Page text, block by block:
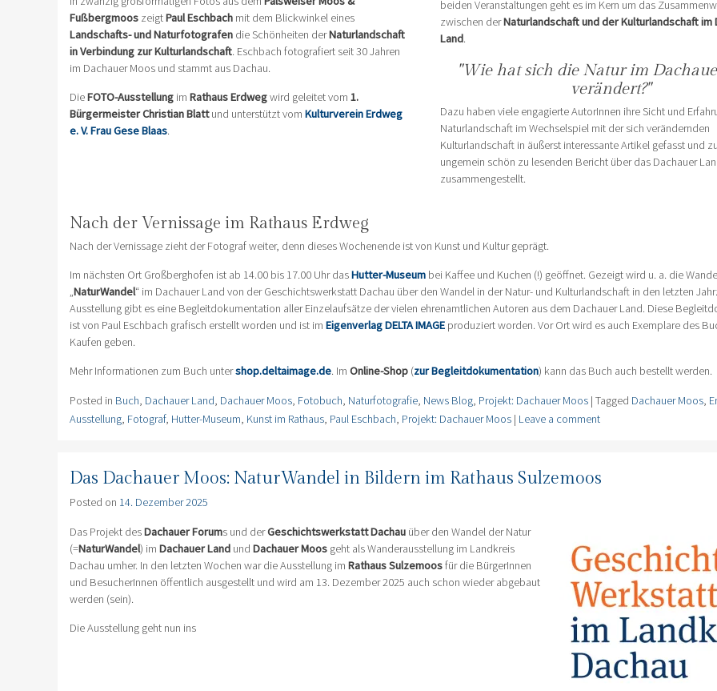
Fußbergmoos zeigtPaul Eschbach mit dem Blickwinkel eines
Landschafts- und Naturfotografen die Schönheiten derNaturlandschaft
in Verbindung zur Kulturlandschaft. Eschbach fotografiert seit 30 Jahren
im Dachauer Moos und stammt aus Dachau.
DieFOTO-Ausstellung im Rathaus Erdwegwird geleitet vom 1.
Bürgermeister Christian Blattund unterstützt vom Kulturverein Erdweg
e. V. Frau Gese Blaas.
beiden Veranstaltungen geht es im Kern um das
zwischen derNaturlandschaft und der Kulturlandschaft im
Land.
"Wie hat sich die Natur im
verändert?"
Dazu haben viele engagierte AutorInnen ihre Sicht und
Naturlandschaft im Wechselspiel mit der sich verändernden
Kulturlandschaft in äußerst interessante Artikel gefasst und
ungemein schön zu lesenden Bericht über das Dachauer
zusammengestellt.
Nach der Vernissage im Rathaus Erdweg
Nach der Vernissage zieht der Fotograf weiter, denn dieses Wochenende ist von Kunst und Kultur geprägt.
Im nächsten Ort Großberghofen ist ab 14.00 bis 17.00 Uhr dasHutter-Museum bei Kaffee und Kuchen (!) geöffnet. Gezeigt wird u. a. die
„NaturWandel“ im Dachauer Land von der Geschichtswerkstatt Dachau über den Wandel in der Natur- und Kulturlandschaft in den letzten
Ausstellung gibt es eine Begleitdokumentation aller Einzelaufsätze der vielen ehrenamtlichen Autoren aus dem Dachauer Land. Diese
ist von Paul Eschbach grafisch erstellt worden und ist im Eigenverlag DELTA IMAGE produziert worden. Vor Ort wird es auch Exemplare des
Kaufen geben.
Mehr Informationen zum Buch untershop.deltaimage.de. Im Online-Shop (zur Begleitdokumentation) kann das Buch auch bestellt werden.
Posted in Buch, Dachauer Land, Dachauer Moos, Fotobuch, Naturfotografie, News Blog, Projekt: Dachauer Moos | Tagged Dachauer Moos,
Ausstellung, Fotograf, Hutter-Museum, Kunst im Rathaus, Paul Eschbach, Projekt: Dachauer Moos | Leave a comment
Das Dachauer Moos: NaturWandel in Bildern im Rathaus Sulzemoos
Posted on 14. Dezember 2025
Das Projekt desDachauer Forums und derGeschichtswerkstatt Dachau über den Wandel der Natur
(=NaturWandel) im Dachauer Land und Dachauer Moos geht als Wanderausstellung im Landkreis
Dachau umher. In den letzten Wochen war die Ausstellung im Rathaus Sulzemoosfür die BürgerInnen
und BesucherInnen öffentlich ausgestellt und wird am 13. Dezember 2025 auch schon wieder abgebaut
werden (sein).
Die Ausstellung geht nun ins